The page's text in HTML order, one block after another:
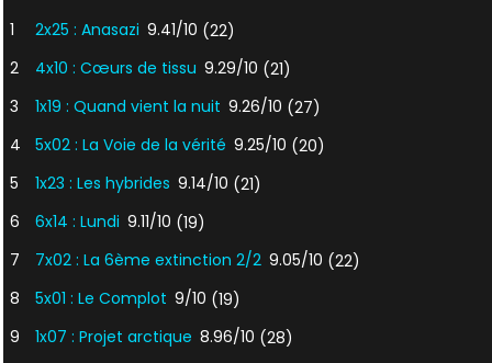
1 2x25 : Anasazi 9.41/10 (22)
2
4x10 : Cœurs de tissu 9.29/10 (21)
3
1x19 : Quand vient la nuit 9.26/10 (27)
4
5x02 : La Voie de la vérité 9.25/10 (20)
5
1x23 : Les hybrides 9.14/10 (21)
6
6x14 : Lundi 9.11/10 (19)
7
7x02 : La 6ème extinction 2/2 9.05/10 (22)
8
5x01 : Le Complot 9/10 (19)
9
1x07 : Projet arctique 8.96/10 (28)